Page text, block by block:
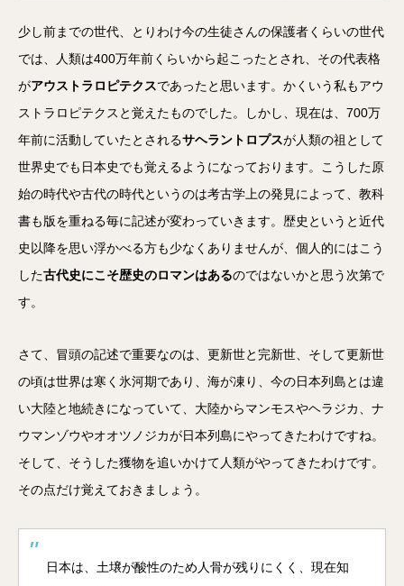
少し前までの世代、とりわけ今の生徒さんの保護者くらいの世代
では、人類は400万年前くらいから起こったとされ、その代表格
がアウストラロピテクスであったと思います。かくいう私もアウ
ストラロピテクスと覚えたものでした。しかし、現在は、700万
年前に活動していたとされるサヘラントロプスが人類の祖として
世界史でも日本史でも覚えるようになっております。こうした原
始の時代や古代の時代というのは考古学上の発見によって、教科
書も版を重ねる毎に記述が変わっていきます。歴史というと近代
史以降を思い浮かべる方も少なくありませんが、個人的にはこう
した古代史にこそ歴史のロマンはあるのではないかと思う次第で
す。
さて、冒頭の記述で重要なのは、更新世と完新世、そして更新世
の頃は世界は寒く氷河期であり、海が凍り、今の日本列島とは違
い大陸と地続きになっていて、大陸からマンモスやヘラジカ、ナ
ウマンゾウやオオツノジカが日本列島にやってきたわけですね。
そして、そうした獲物を追いかけて人類がやってきたわけです。
その点だけ覚えておきましょう。
日本は、土壌が酸性のため人骨が残りにくく、現在知